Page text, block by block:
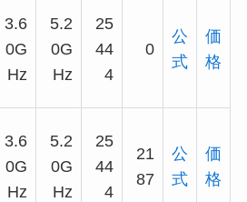
3.6
0G
Hz
5.2
0G
Hz
25
44
4
0
公
式
価
格
3.6
0G
Hz
5.2
0G
Hz
25
44
4
21
87
公
式
価
格